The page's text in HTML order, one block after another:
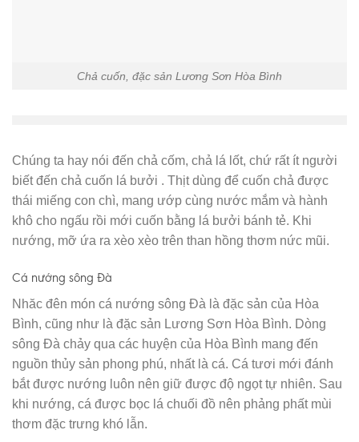
Chả cuốn, đặc sản Lương Sơn Hòa Bình
Chúng ta hay nói đến chả cốm, chả lá lốt, chứ rất ít người
biết đến chả cuốn lá bưởi . Thịt dùng để cuốn chả được
thái miếng con chì, mang ướp cùng nước mắm và hành
khô cho ngấu rồi mới cuốn bằng lá bưởi bánh tẻ. Khi
nướng, mỡ ứa ra xèo xèo trên than hồng thơm nức mũi.
Cá nướng sông Đà
Nhăc đên món cá nướng sông Đà là đặc sản của Hòa
Bình, cũng như là đặc sản Lương Sơn Hòa Bình. Dòng
sông Đà chảy qua các huyện của Hòa Bình mang đến
nguồn thủy sản phong phú, nhất là cá. Cá tươi mới đánh
bắt được nướng luôn nên giữ được độ ngọt tự nhiên. Sau
khi nướng, cá được bọc lá chuối đồ nên phảng phất mùi
thơm đặc trưng khó lẫn.